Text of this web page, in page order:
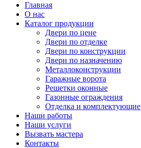
Главная
О нас
Каталог продукции
Двери по цене
Двери по отделке
Двери по конструкции
Двери по назначению
Металлоконструкции
Гаражные ворота
Решетки оконные
Газонные ограждения
Отделка и комплектующие
Наши работы
Наши услуги
Вызвать мастера
Контакты